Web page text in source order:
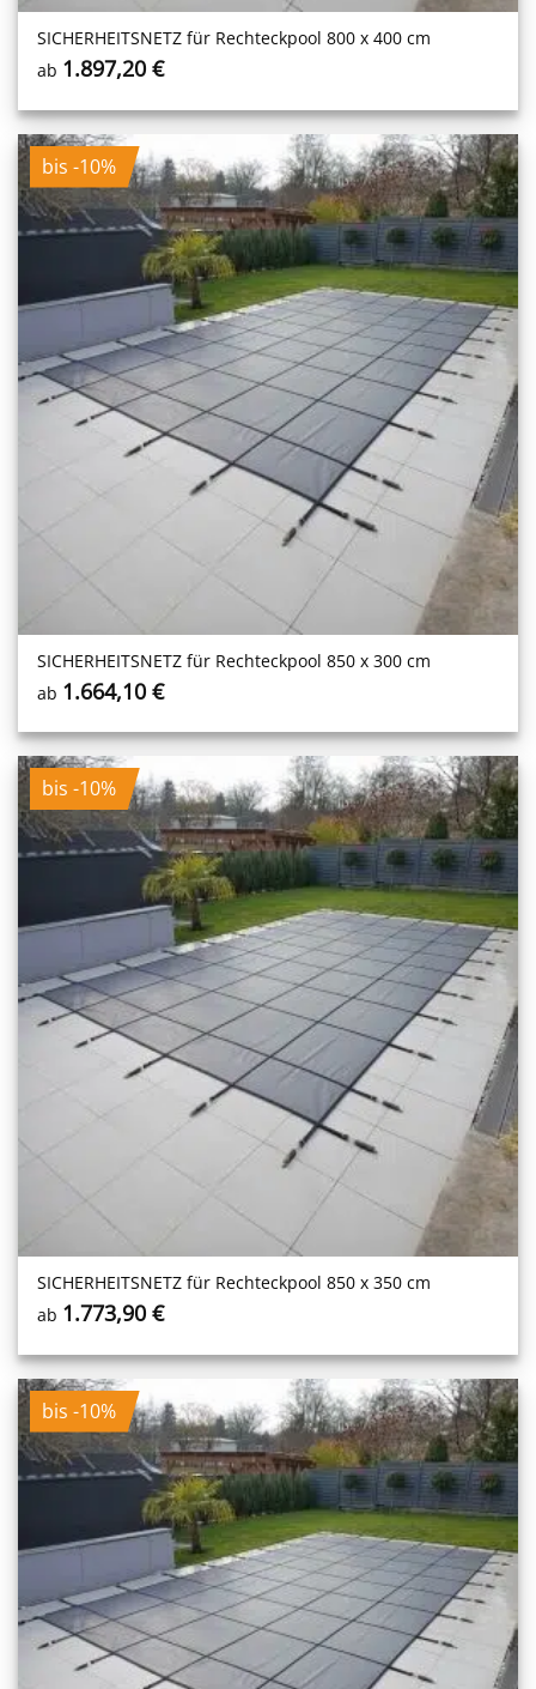
SICHERHEITS­NETZ für Rechteckpool 800 x 400 cm
ab 1.897,20€
bis -10%
SICHERHEITS­NETZ für Rechteckpool 850 x 300 cm
ab 1.664,10€
bis -10%
SICHERHEITS­NETZ für Rechteckpool 850 x 350 cm
ab 1.773,90€
bis -10%